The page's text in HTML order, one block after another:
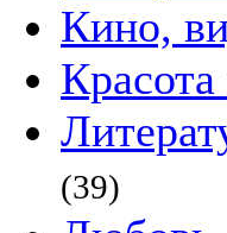
Кино,
(39)